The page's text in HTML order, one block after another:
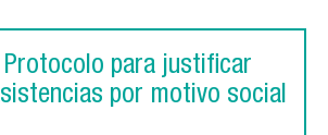
Protocolo para justificar
por motivo social